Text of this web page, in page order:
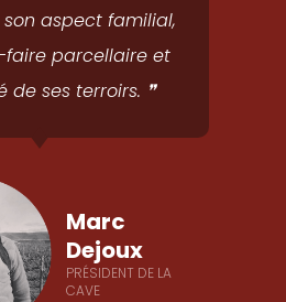
son aspect familial,
faire parcellaire et
de ses terroirs. ❞
Marc
Dejoux
PRÉSIDENT DE LA
CAVE